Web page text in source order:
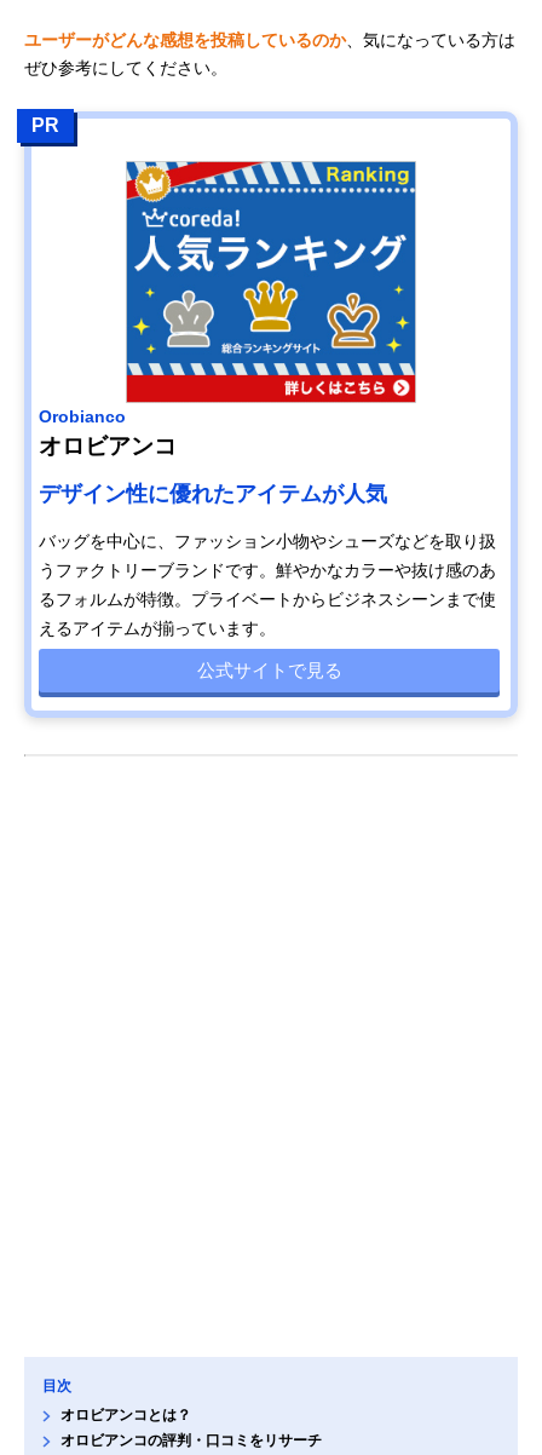
ユーザーがどんな感想を投稿しているのか、気になっている方は
ぜひ参考にしてください。
PR
Orobianco
オロビアンコ
デザイン性に優れたアイテムが人気
バッグを中心に、ファッション小物やシューズなどを取り扱
うファクトリーブランドです。鮮やかなカラーや抜け感のあ
るフォルムが特徴。プライベートからビジネスシーンまで使
えるアイテムが揃っています。
公式サイトで見る
目次
オロビアンコとは？
オロビアンコの評判・口コミをリサーチ